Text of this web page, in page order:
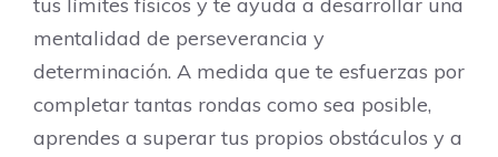
mentalidad de perseverancia y
determinación. A medida que te esfuerzas por
completar tantas rondas como sea posible,
aprendes a superar tus propios obstáculos y a